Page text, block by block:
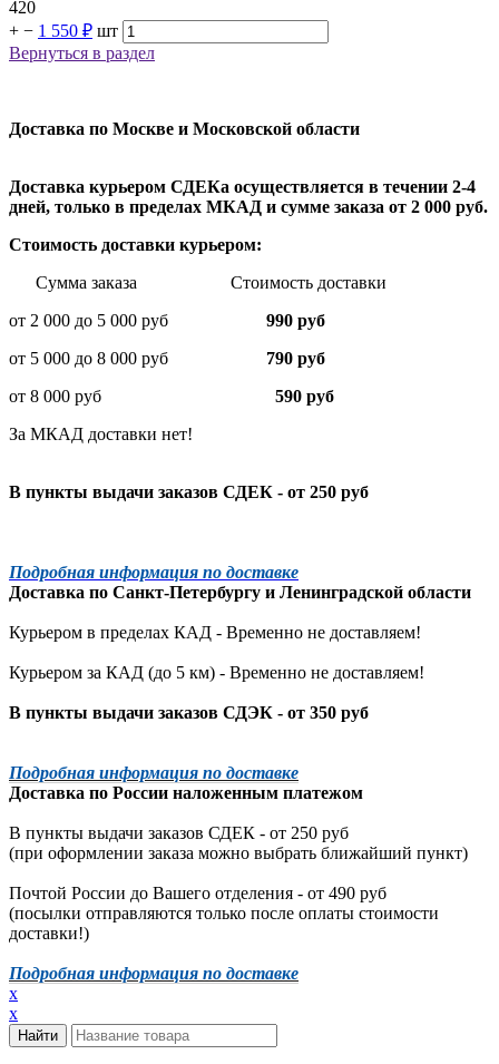
420
+ − 1 550 ₽ шт
Вернуться в раздел
Доставка по Москве и Московской области
Доставка курьером СДЕКа осуществляется в течении 2-4
дней, только в пределах МКАД и сумме заказа от 2 000 руб.
Стоимость доставки курьером:
Сумма заказа Стоимость доставки
от 2 000 до 5 000 руб
990 руб
от 5 000 до 8 000 руб 790 руб
от 8 000 руб 590 руб
За МКАД доставки нет!
В пункты выдачи заказов СДЕК - от 250 руб
Подробная информация по доставке
Доставка по Санкт-Петербургу и Ленинградской области
Курьером в пределах КАД - Временно не доставляем!
Курьером за КАД (до 5 км) - Временно не доставляем!
В пункты выдачи заказов СДЭК - от 350 руб
Подробная информация по доставке
Доставка по России наложенным платежом
В пункты выдачи заказов СДЕК - от 250 руб
(при оформлении заказа можно выбрать ближайший пункт)
Почтой России до Вашего отделения - от 490 руб
(посылки отправляются только после оплаты стоимости
доставки!)
Подробная информация по доставке
x
x